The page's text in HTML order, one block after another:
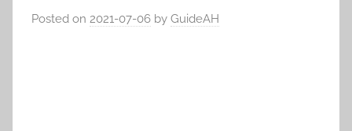
Posted on 2021-07-06 by GuideAH